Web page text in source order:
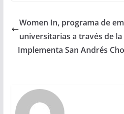
Women In, programa de
universitarias a través de
Implementa San Andrés